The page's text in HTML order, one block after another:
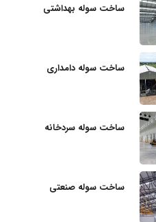
ساخت سوله بهداشتی
ساخت سوله دامداری
ساخت سوله سردخانه
ساخت سوله صنعتی